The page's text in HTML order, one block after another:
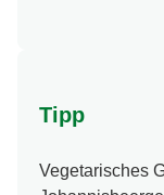
Tipp
Vegetarisches